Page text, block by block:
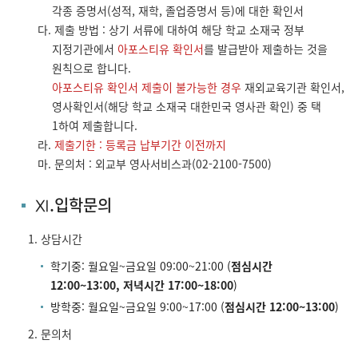
각종 증명서(성적, 재학, 졸업증명서 등)에 대한 확인서
다. 제출 방법 : 상기 서류에 대하여 해당 학교 소재국 정부
지정기관에서 아포스티유 확인서를 발급받아 제출하는 것을
원칙으로 합니다.
아포스티유 확인서 제출이 불가능한 경우 재외교육기관 확인서,
영사확인서(해당 학교 소재국 대한민국 영사관 확인) 중 택
1하여 제출합니다.
라. 제출기한 : 등록금 납부기간 이전까지
마. 문의처 : 외교부 영사서비스과(02-2100-7500)
Ⅺ.입학문의
상담시간
학기중: 월요일~금요일 09:00~21:00 (점심시간
12:00~13:00, 저녁시간 17:00~18:00)
방학중: 월요일~금요일 9:00~17:00 (점심시간 12:00~13:00)
문의처